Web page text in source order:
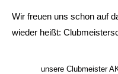
Wir freuen uns schon auf
wieder heißt:
unsere Clubmeister